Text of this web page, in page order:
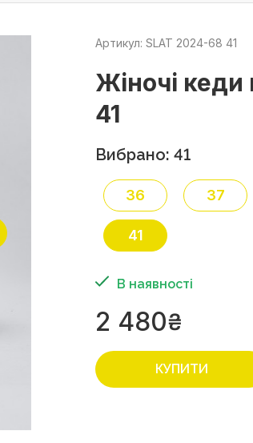
Артикул: SLAT 2024-68 41
Жіночі кеди
41
Вибрано: 41
36 37
41
В наявності
2 480₴
КУПИТИ